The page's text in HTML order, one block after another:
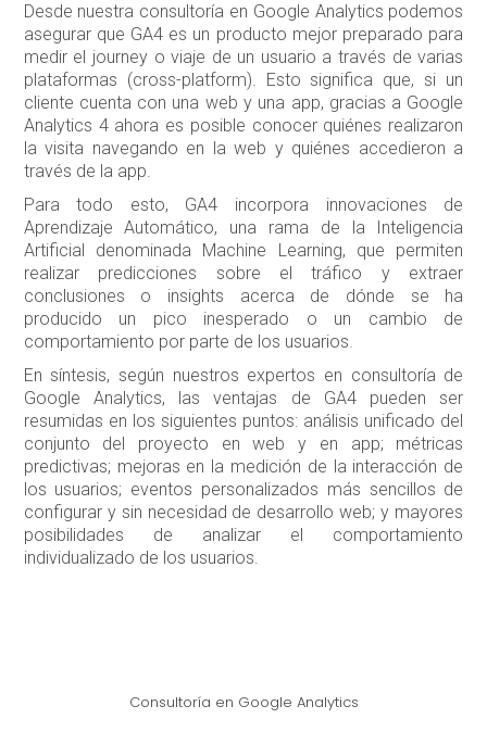
Desde nuestra consultoría en Google Analytics podemos
asegurar que GA4 es un producto mejor preparado para
medir el journey o viaje de un usuario a través de varias
plataformas (cross-platform). Esto significa que, si un
cliente cuenta con una web y una app, gracias a Google
Analytics 4 ahora es posible conocer quiénes realizaron
la visita navegando en la web y quiénes accedieron a
través de la app.
Para todo esto, GA4 incorpora innovaciones de
Aprendizaje Automático, una rama de la Inteligencia
Artificial denominada Machine Learning, que permiten
realizar predicciones sobre el tráfico y extraer
conclusiones o insights acerca de dónde se ha
producido un pico inesperado o un cambio de
comportamiento por parte de los usuarios.
En síntesis, según nuestros expertos en consultoría de
Google Analytics, las ventajas de GA4 pueden ser
resumidas en los siguientes puntos: análisis unificado del
conjunto del proyecto en web y en app; métricas
predictivas; mejoras en la medición de la interacción de
los usuarios; eventos personalizados más sencillos de
configurar y sin necesidad de desarrollo web; y mayores
posibilidades de analizar el comportamiento
individualizado de los usuarios.
Consultoría en Google Analytics